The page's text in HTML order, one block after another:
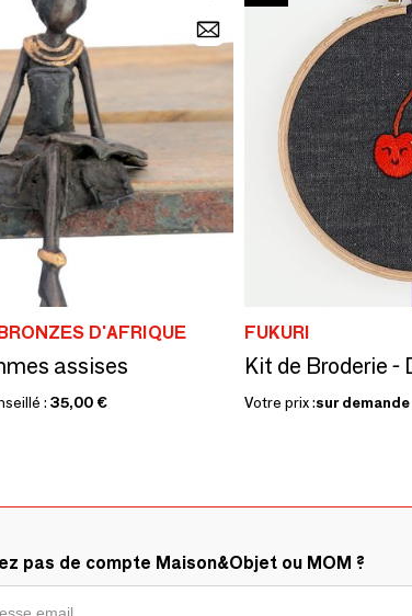
D'AFRIQUE
assises
: 35,00 €
FUKURI
Kit de Broderie -
Votre prix :sur demande
pas de compte Maison&Objet ou MOM ?